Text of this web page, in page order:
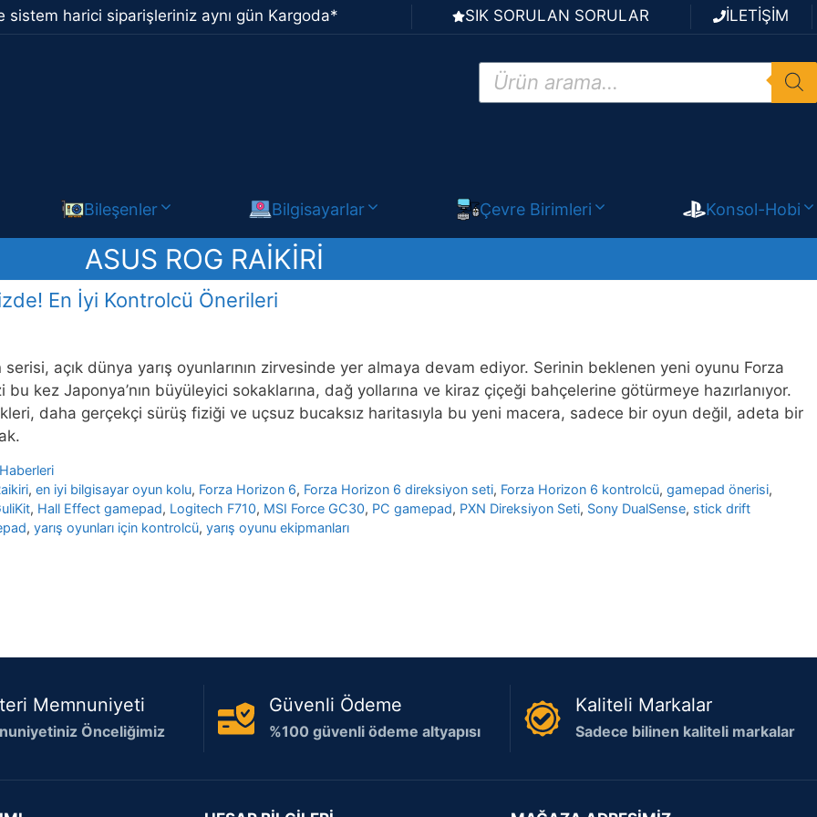
harici siparişleriniz aynı gün Kargoda* SIK SORULAN SORULAR İLETİŞİM
Products
search
Bileşenler Bilgisayarlar Çevre Birimleri Konsol-Hobi
ASUS ROG RAIKIRI
En İyi Kontrolcü Önerileri
serisi, açık dünya yarış oyunlarının zirvesinde yer almaya devam ediyor. Serinin beklenen yeni oyunu Forza
bu kez Japonya’nın büyüleyici sokaklarına, dağ yollarına ve kiraz çiçeği bahçelerine götürmeye hazırlanıyor.
daha gerçekçi sürüş fiziği ve uçsuz bucaksız haritasıyla bu yeni macera, sadece bir oyun değil, adeta bir
,en iyi bilgisayar oyun kolu, Forza Horizon 6, Forza Horizon 6 direksiyon seti, Forza Horizon 6 kontrolcü,gamepad önerisi,
, Hall Effect gamepad, Logitech F710, MSI Force GC30, PC gamepad, PXN Direksiyon Seti, Sony DualSense, stick drift
, yarış oyunları için kontrolcü, yarış oyunu ekipmanları
Memnuniyeti
Önceliğimiz
Güvenli Ödeme
%100 güvenli ödeme altyapısı
Kaliteli Markalar
Sadece bilinen kaliteli markalar